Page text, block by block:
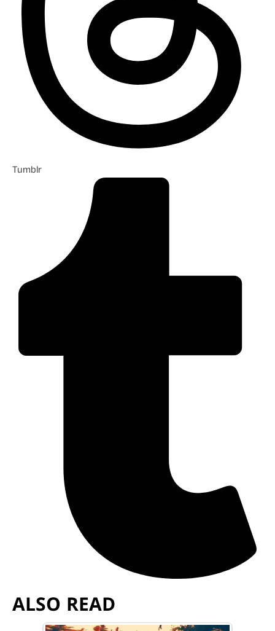
Tumblr
ALSO READ